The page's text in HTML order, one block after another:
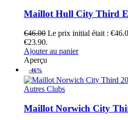
Maillot Hull City Third
€46.00 Le prix initial était :
€23.90.
Ajouter au panier
Aperçu
-46%
Autres Clubs
Maillot Norwich City